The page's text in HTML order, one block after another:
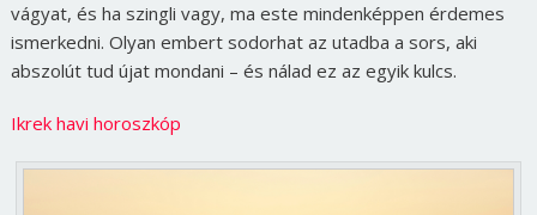
vágyat, és ha szingli vagy, ma este mindenképpen érdemes
ismerkedni. Olyan embert sodorhat az utadba a sors, aki
abszolút tud újat mondani – és nálad ez az egyik kulcs.
Ikrek havi horoszkóp